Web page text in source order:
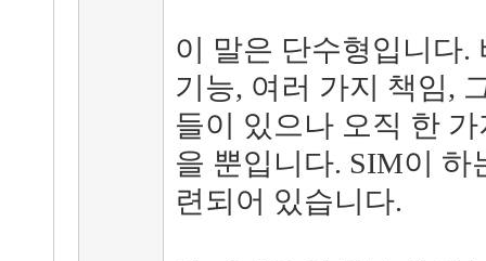
이 말은 단수형입니다.
기능, 여러 가지 책임,
들이 있으나 오직 한
을 뿐입니다. SIM이 하
련되어 있습니다.